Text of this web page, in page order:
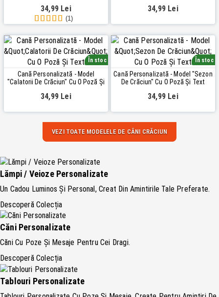
34,99 Lei
(1)
34,99 Lei
În stoc
Cană Personalizată - Model
"Calatorii De Crăciun" Cu O Poză Și
34,99 Lei
În stoc
Cană Personalizată - Model "Sezon
De Crăciun" Cu O Poză Și Text
34,99 Lei
VEZI TOATE MODELELE DE CĂNI CRĂCIUN
Lămpi / Veioze Personalizate
Un Cadou Luminos Și Personal, Creat Din Amintirile Tale Preferate.
Descoperă Colecția
Căni Personalizate
Căni Cu Poze Și Mesaje Pentru Cei Dragi.
Descoperă Colecția
Tablouri Personalizate